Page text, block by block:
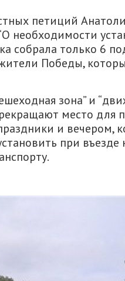
петиций
необходимости
собрала только 6
Победы,
зона” и
место для
и вечером,
при въезде